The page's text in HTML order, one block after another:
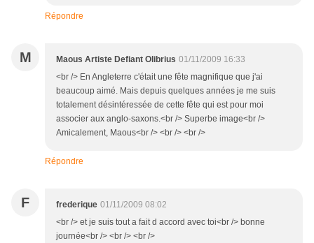
Répondre
M Maous Artiste Defiant Olibrius 01/11/2009 16:33
<br /> En Angleterre c'était une fête magnifique que j'ai
beaucoup aimé. Mais depuis quelques années je me suis
totalement désintéressée de cette fête qui est pour moi
associer aux anglo-saxons.<br /> Superbe image<br />
Amicalement, Maous<br /> <br /> <br />
Répondre
F frederique 01/11/2009 08:02
<br /> et je suis tout a fait d accord avec toi<br /> bonne
journée<br /> <br /> <br />